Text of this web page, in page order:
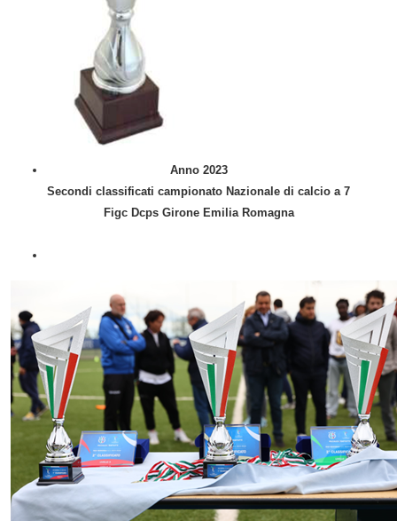
Anno 2023
Secondi classificati campionato Nazionale di calcio a 7
Figc Dcps Girone Emilia Romagna